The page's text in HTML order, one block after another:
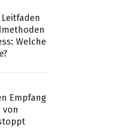
Welche
Empfang
von